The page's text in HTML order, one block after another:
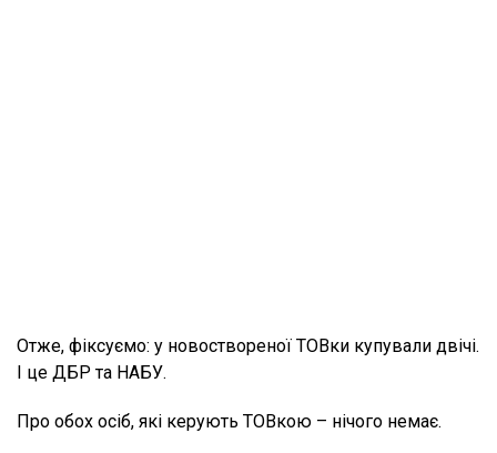
Отже, фіксуємо: у новоствореної ТОВки купували двічі.
І це ДБР та НАБУ.
Про обох осіб, які керують ТОВкою – нічого немає.